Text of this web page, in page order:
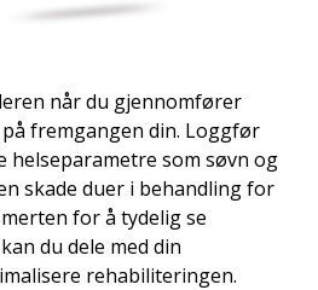
når du gjennomfører
fremgangen din. Loggfør
helseparametre som søvn og
skade duer i behandling for
for å tydelig se
du dele med din
rehabiliteringen.